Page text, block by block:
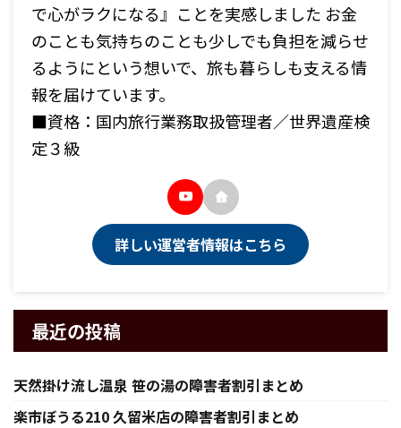
で心がラクになる』ことを実感しました お金
のことも気持ちのことも少しでも負担を減らせ
るようにという想いで、旅も暮らしも支える情
報を届けています。
■資格：国内旅行業務取扱管理者／世界遺産検
定３級
詳しい運営者情報はこちら
最近の投稿
天然掛け流し温泉 笹の湯の障害者割引まとめ
楽市ぼうる210 久留米店の障害者割引まとめ